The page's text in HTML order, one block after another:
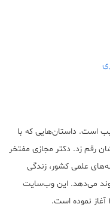
است. داستان‌هایی که با
رقم زد. دکتر مجازی مفتخر
علمی کشور، زندگی
می‌دهد. این وب‌سایت